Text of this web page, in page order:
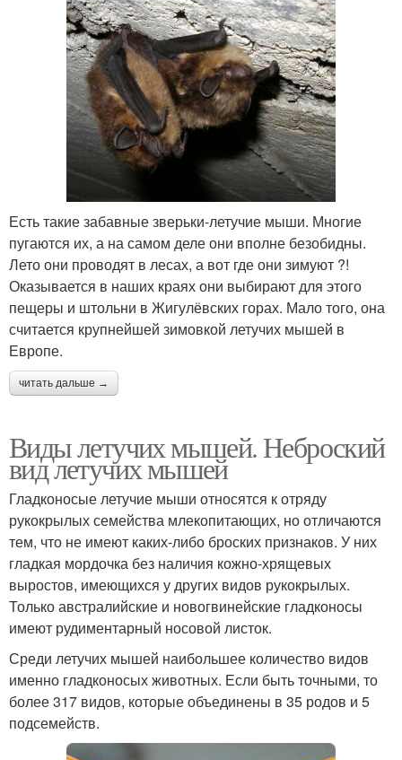
Есть такие забавные зверьки-летучие мыши. Многие
пугаются их, а на самом деле они вполне безобидны.
Лето они проводят в лесах, а вот где они зимуют ?!
Оказывается в наших краях они выбирают для этого
пещеры и штольни в Жигулёвских горах. Мало того, она
считается крупнейшей зимовкой летучих мышей в
Европе.
читать дальше →
Виды летучих мышей. Неброский
вид летучих мышей
Гладконосые летучие мыши относятся к отряду
рукокрылых семейства млекопитающих, но отличаются
тем, что не имеют каких-либо броских признаков. У них
гладкая мордочка без наличия кожно-хрящевых
выростов, имеющихся у других видов рукокрылых.
Только австралийские и новогвинейские гладконосы
имеют рудиментарный носовой листок.
Среди летучих мышей наибольшее количество видов
именно гладконосых животных. Если быть точными, то
более 317 видов, которые объединены в 35 родов и 5
подсемейств.